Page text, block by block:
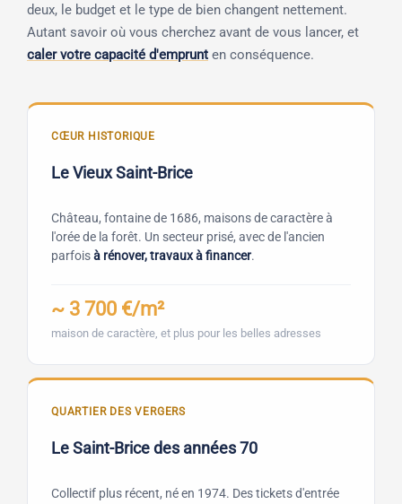
deux, le budget et le type de bien changent nettement.
Autant savoir où vous cherchez avant de vous lancer, et
caler votre capacité d'emprunt en conséquence.
CŒUR HISTORIQUE
Le Vieux Saint-Brice
Château, fontaine de 1686, maisons de caractère à
l'orée de la forêt. Un secteur prisé, avec de l'ancien
parfoisà rénover, travaux à financer.
~ 3 700 €/m²
maison de caractère, et plus pour les belles adresses
QUARTIER DES VERGERS
Le Saint-Brice des années 70
Collectif plus récent, né en 1974. Des tickets d'entrée